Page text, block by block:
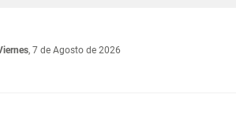
, 7 de Agosto de 2026